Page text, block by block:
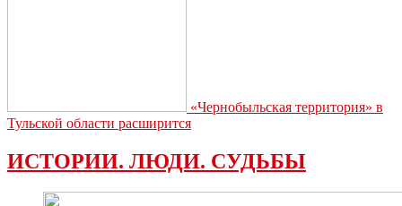
«Чернобыльская территория» в
Тульской области расширится
ИСТОРИИ. ЛЮДИ. СУДЬБЫ